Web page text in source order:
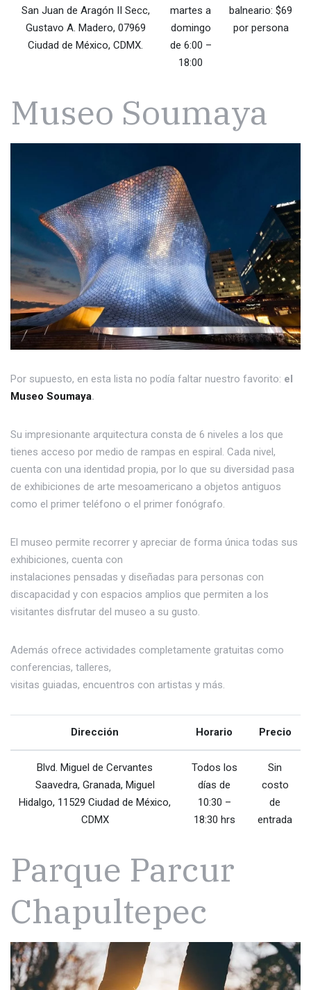
San Juan de Aragón II Secc,
Gustavo A. Madero, 07969
Ciudad de México, CDMX.
martes a
domingo
de 6:00 –
18:00
balneario: $69
por persona
Museo Soumaya
Por supuesto, en esta lista no podía faltar nuestro favorito: el
Museo Soumaya.
Su impresionante arquitectura consta de 6 niveles a los que
tienes acceso por medio de rampas en espiral. Cada nivel,
cuenta con una identidad propia, por lo que su diversidad pasa
de exhibiciones de arte mesoamericano a objetos antiguos
como el primer teléfono o el primer fonógrafo.
El museo permite recorrer y apreciar de forma única todas sus
exhibiciones, cuenta con
instalaciones pensadas y diseñadas para personas con
discapacidad y con espacios amplios que permiten a los
visitantes disfrutar del museo a su gusto.
Además ofrece actividades completamente gratuitas como
conferencias, talleres,
visitas guiadas, encuentros con artistas y más.
Dirección Horario Precio
Blvd. Miguel de Cervantes
Saavedra, Granada, Miguel
Hidalgo, 11529 Ciudad de México,
CDMX
Todos los
días de
10:30 –
18:30 hrs
Sin
costo
de
entrada
Parque Parcur
Chapultepec